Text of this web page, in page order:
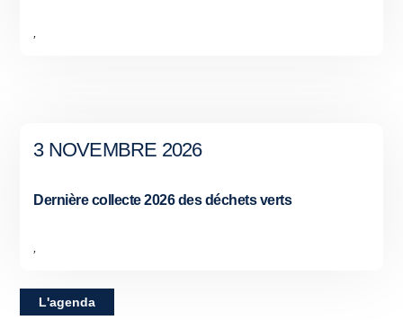
3 NOVEMBRE 2026
Dernière collecte 2026 des déchets verts
L'agenda